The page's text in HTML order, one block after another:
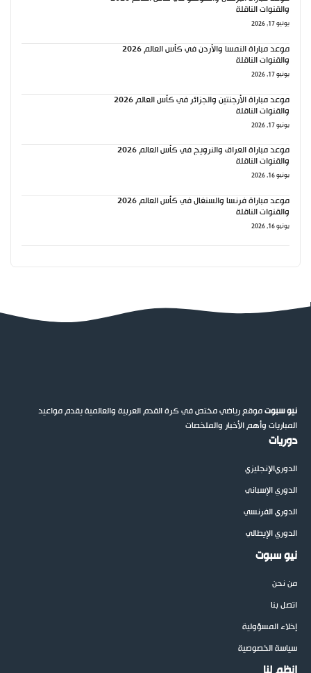
والقنوات الناقلة
يونيو 17, 2026
موعد مباراة النمسا والأردن في كأس العالم 2026
والقنوات الناقلة
يونيو 17, 2026
موعد مباراة الأرجنتين والجزائر في كأس العالم 2026
والقنوات الناقلة
يونيو 17, 2026
موعد مباراة العراق والنرويج في كأس العالم 2026
والقنوات الناقلة
يونيو 16, 2026
موعد مباراة فرنسا والسنغال في كأس العالم 2026
والقنوات الناقلة
يونيو 16, 2026
نيو سبوتموقع رياضي مختص في كرة القدم العربية والعالمية يقدم مواعيد
المباريات وأهم الأخبار والملخصات
دوريات
الدوريالإنجليزي
الدوري الإسباني
الدوري الفرنسي
الدوري الإيطالي
نيو سبوت
من نحن
اتصل بنا
إخلاء المسؤولية
سياسة الخصوصية